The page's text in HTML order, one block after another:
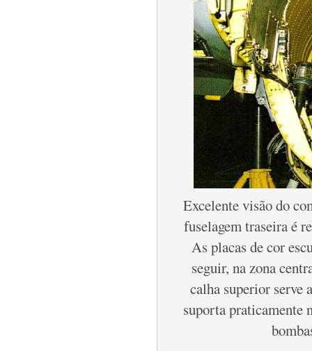
Excelente visão do
fuselagem traseira é
As placas de cor
seguir, na zona
calha superior serve
suporta praticamente